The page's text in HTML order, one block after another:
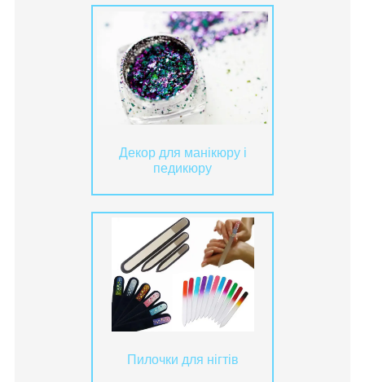
Декор для манікюру і
педикюру
Пилочки для нігтів